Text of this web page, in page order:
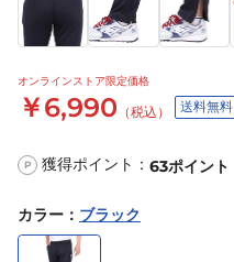
オンラインストア限定価格
￥6,990 （税込） 送料無料
P 獲得ポイント： 63ポイント
カラー ： ブラック